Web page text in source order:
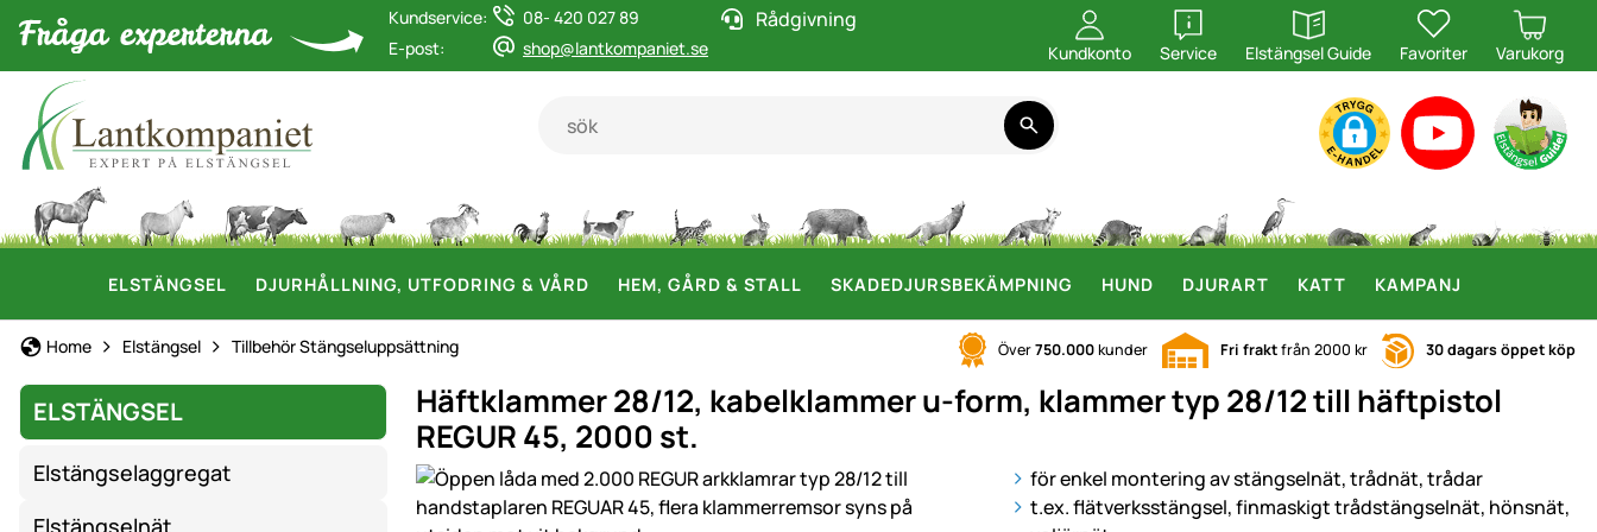
Kundservice:
08- 420 027 89
E-post:
shop@lantkompaniet.se
Rådgivning
Kundkonto Service
öppna
Elstängsel Guide
öppna
Favoriter Varukorg
ELSTÄNGSEL DJURHÅLLNING, UTFODRING & VÅRD HEM, GÅRD & STALL SKADEDJURSBEKÄMPNING HUND DJURART KATT KAMPANJ
Home Elstängsel Tillbehör Stängseluppsättning Över750.000kunder Fri fraktfrån 2000 kr 30 dagars öppet köp
ELSTÄNGSEL
Elstängselaggregat
Elstängselnät
Häftklammer 28/12, kabelklammer u-form, klammer typ 28/12 till häftpistol
REGUR 45, 2000 st.
Produktgaleri
för enkel montering av stängselnät, trådnät, trådar
t.ex. flätverksstängsel, finmaskigt trådstängselnät, hönsnät,